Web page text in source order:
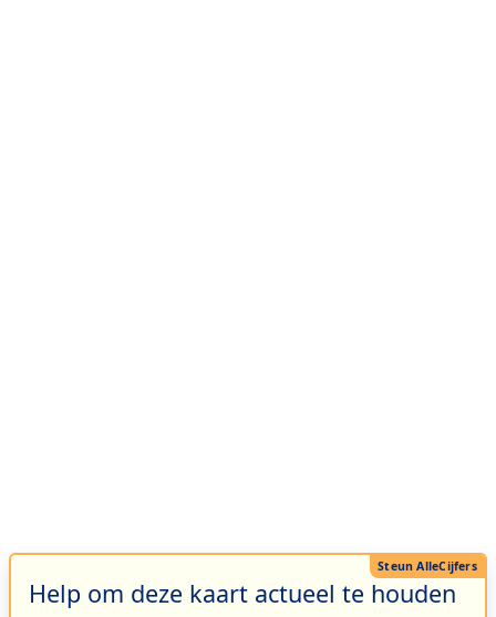
Help om deze kaart actueel te houden